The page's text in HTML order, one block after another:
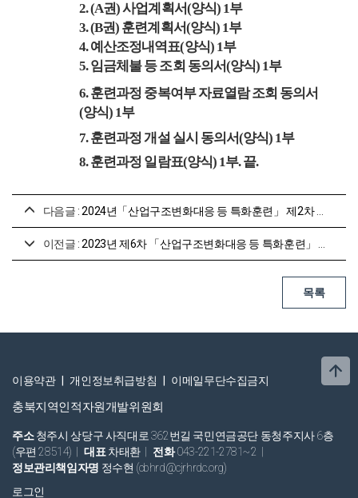
2. (A권)사업계획서(양식) 1부
3. (B권) 훈련계획서(양식) 1부
4.예산조정내역표(양식) 1부
5.임금체불 등 조회 동의서(양식) 1부
6.훈련과정 중복여부 자료열람 조회 동의서
(양식) 1부
7.훈련과정 개설 실시 동의서(양식) 1부
8.훈련과정 일람표(양식) 1부.끝.
다음글 :2024년「산업구조변화대응 등 특화훈련」 제2차 훈련기관 및 훈련과정 모집 공고
이전글 :2023년 제6차 「산업구조변화대응 등 특화훈련」 훈련기관 및 훈련과정 수시 모집 공고
이용약관 개인정보취급방침 이메일무단수집금지
충북지역인적자원개발위원회
주소청주시 상당구 사직대로 362번길 국민연금공단 동청주지사 6층
(우편 28514)
대표 차태환 전화043-221-2781~2
정보관리책임자명 정수현 (cbhrd@cjrhrdc.org)
로그인